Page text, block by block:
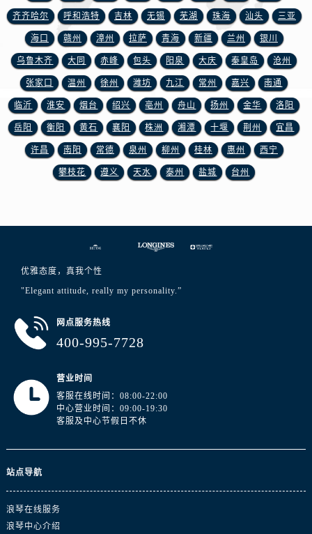
山东省日照市东港区烟台路浪琴售后服务中心（需提前预约）
山东省泰安市泰山区财源街道泰山大街浪琴售后服务中心（需提前预约）
山东省威海市环翠区新威海路89号振华商厦一楼名表维修浪琴售后服务中心（需提前预约）
山东省潍坊市奎文区东风东街浪琴售后服务中心（需提前预约）
山东省枣庄市滕州市北辛路与善国路交叉口浪琴售后服务中心（需提前预约）
山东省淄博市张店区金晶大道浪琴售后服务中心（需提前预约）
上海市黄浦区南京东路299号宏伊国际广场写字楼8层806室浪琴售后服务中心（需提前预约）
上海市徐汇区虹桥路3号港汇中心2座37层3705室浪琴售后服务中心（需提前预约）
浙江省金华市金东区东市南街777号金华万达广场4号楼22楼2209室浪琴售后服务中心（需提前预约）
齐齐哈尔 呼和浩特 吉林 无锡 芜湖 珠海 汕头 三亚
海口 赣州 漳州 拉萨 青海 新疆 兰州 银川
乌鲁木齐 大同 赤峰 包头 阳泉 大庆 秦皇岛 沧州
张家口 温州 徐州 潍坊 九江 常州 嘉兴 南通
临沂 淮安 烟台 绍兴 亳州 舟山 扬州 金华 洛阳
岳阳 衡阳 黄石 襄阳 株洲 湘潭 十堰 荆州 宜昌
许昌 南阳 常德 泉州 柳州 桂林 惠州 西宁
攀枝花 遵义 天水 泰州 盐城 台州
优雅态度，真我个性
"Elegant attitude, really my personality.”
网点服务热线
400-995-7728
营业时间
客服在线时间：08:00-22:00
中心营业时间：09:00-19:30
客服及中心节假日不休
站点导航
浪琴在线服务
浪琴中心介绍